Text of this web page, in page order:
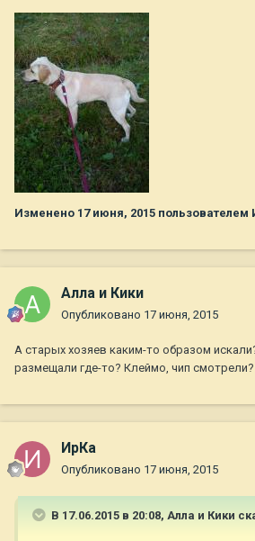
Изменено 17 июня, 2015 пользователем
Алла и Кики
Опубликовано 17 июня, 2015
А старых хозяев каким-то образом
размещали где-то? Клеймо, чип смотрели?
ИрКа
Опубликовано 17 июня, 2015
В 17.06.2015 в 20:08, Алла и Кики